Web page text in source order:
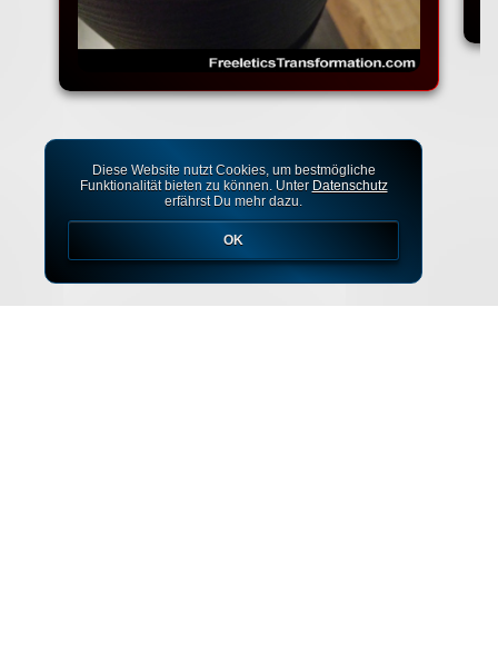
Diese Website nutzt Cookies, um bestmögliche
Funktionalität bieten zu können. Unter Datenschutz
erfährst Du mehr dazu.
OK